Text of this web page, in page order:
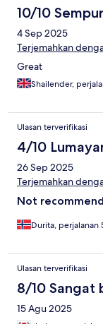
10/10
4 Sep 2025
Terjemahkan
Great
Shailender,
Ulasan terverifikasi
4/10
26 Sep 2025
Terjemahkan
Not
Durita, perjalanan
Ulasan terverifikasi
8/10 Sangat
15 Agu 2025